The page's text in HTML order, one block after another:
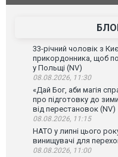
33-річний чоловік з
прикордонника, щоб
у Польщі (NV)
08.08.2026, 11:30
«Дай Бог, аби магія
про підготовку до
від перестановок (NV)
08.08.2026, 11:15
НАТО у липні цього
винищувачі для
08.08.2026, 11:00